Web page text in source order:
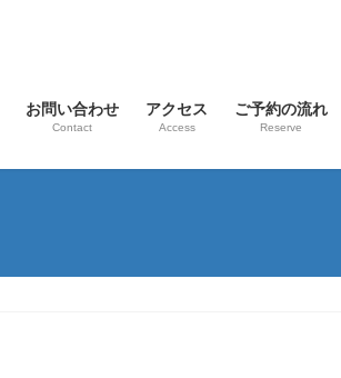
お問い合わせ
Contact
アクセス
Access
ご予約の流れ
Reserve